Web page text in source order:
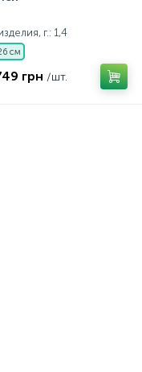
г.: 1,4
см
грн /шт.